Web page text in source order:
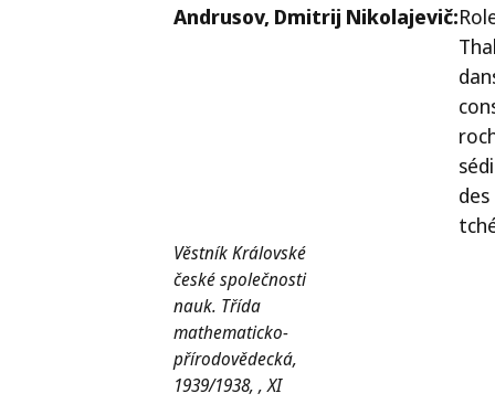
Andrusov, Dmitrij Nikolajevič:
Věstník Královské
české společnosti
nauk. Třída
mathematicko-
přírodovědecká,
1939/1938, , XI